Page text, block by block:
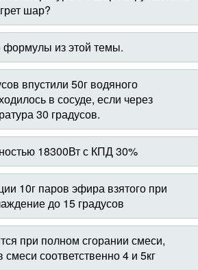
шар?
из этой темы.
впустили 50г водяного
в сосуде, если через
30 градусов.
18300Вт с КПД 30%
10г паров эфира взятого при
до 15 градусов
при полном сгорании смеси,
соответственно 4 и 5кг